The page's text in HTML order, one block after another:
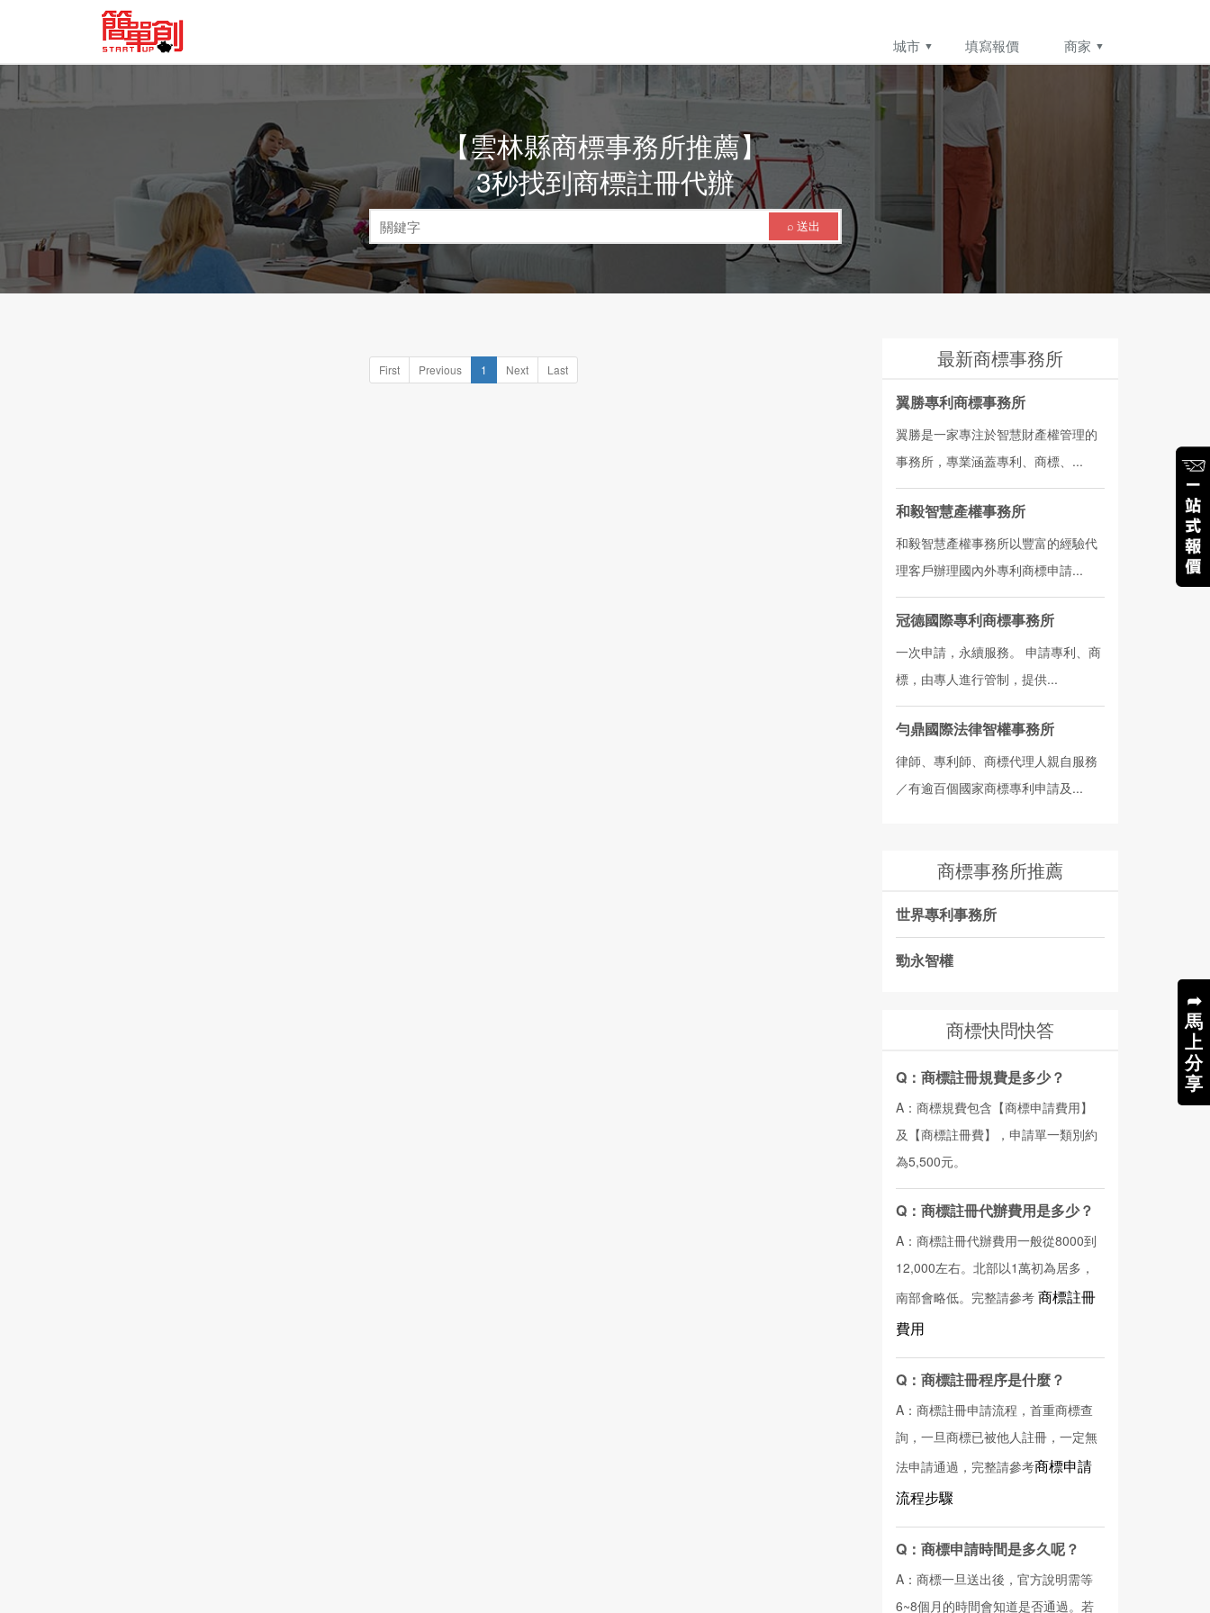
城市 填寫報價 商家
➦
馬
上
分
享
【雲林縣商標事務所推薦】
3秒找到商標註冊代辦
⌕ 送出
First Previous 1 Next Last 最新商標事務所
翼勝專利商標事務所
翼勝是一家專注於智慧財產權管理的
事務所，專業涵蓋專利、商標、...
和毅智慧產權事務所
和毅智慧產權事務所以豐富的經驗代
理客戶辦理國內外專利商標申請...
冠德國際專利商標事務所
一次申請，永續服務。 申請專利、商
標，由專人進行管制，提供...
勻鼎國際法律智權事務所
律師、專利師、商標代理人親自服務
／有逾百個國家商標專利申請及...
商標事務所推薦
世界專利事務所
勁永智權
商標快問快答
Q：商標註冊規費是多少？
A：商標規費包含【商標申請費用】
及【商標註冊費】，申請單一類別約
為5,500元。
Q：商標註冊代辦費用是多少？
A：商標註冊代辦費用一般從8000到
12,000左右。北部以1萬初為居多，
南部會略低。完整請參考 商標註冊
費用
Q：商標註冊程序是什麼？
A：商標註冊申請流程，首重商標查
詢，一旦商標已被他人註冊，一定無
法申請通過，完整請參考商標申請
流程步驟
Q：商標申請時間是多久呢？
A：商標一旦送出後，官方說明需等
6~8個月的時間會知道是否通過。若